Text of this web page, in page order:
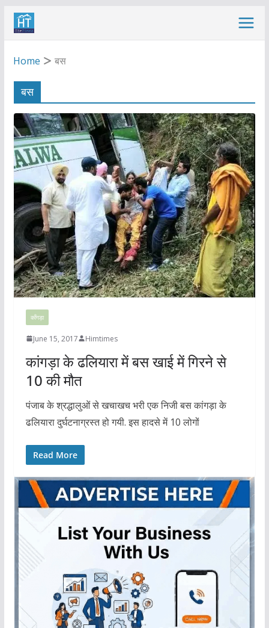
Skip
Home
बस
बस
काँगड़ा
June 15, 2017 Himtimes
कांगड़ा के ढलियारा में बस खाई में गिरने से
10 की मौत
पंजाब के श्रद्धालुओं से खचाखच भरी एक निजी बस कांगड़ा के
ढलियारा दुर्घटनाग्रस्त हो गयी. इस हादसे में 10 लोगों
Read More